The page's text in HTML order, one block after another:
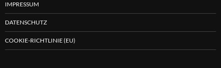
IMPRESSUM
DATENSCHUTZ
COOKIE-RICHTLINIE (EU)